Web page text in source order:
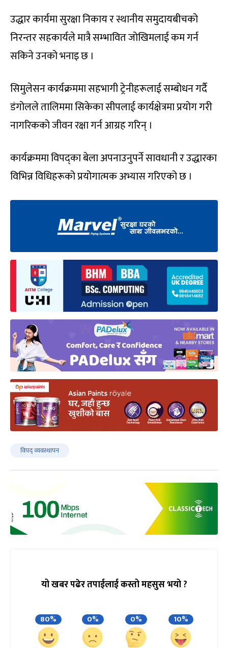
उद्धार कार्यमा सुरक्षा निकाय र स्थानीय समुदायबीचको
निरन्तर सहकार्यले मात्रै सम्भावित जोखिमलाई कम गर्न
सकिने उनको भनाइ छ ।
सिमुलेसन कार्यक्रममा सहभागी ट्रेनीहरूलाई सम्बोधन गर्दै
डंगोलले तालिममा सिकेका सीपलाई कार्यक्षेत्रमा प्रयोग गरी
नागरिकको जीवन रक्षा गर्न आग्रह गरिन् ।
कार्यक्रममा विपद्का बेला अपनाउनुपर्ने सावधानी र उद्धारका
विभिन्न विधिहरूको प्रयोगात्मक अभ्यास गरिएको छ ।
विपद् व्यवस्थापन
यो खबर पढेर तपाईलाई कस्तो महसुस भयो ?
80% 0% 0% 10%